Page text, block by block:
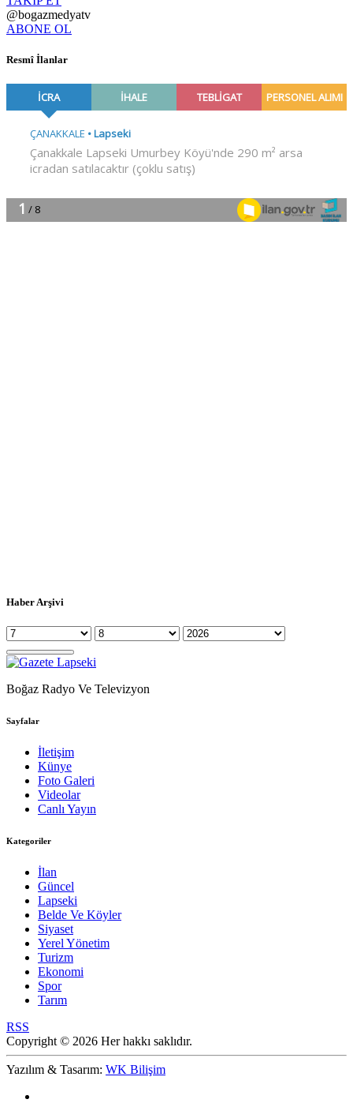
@bogazmedyatv
ABONE OL
Resmî İlanlar
Haber Arşivi
Boğaz Radyo Ve Televizyon
Sayfalar
İletişim
Künye
Foto Galeri
Videolar
Canlı Yayın
Kategoriler
İlan
Güncel
Lapseki
Belde Ve Köyler
Siyaset
Yerel Yönetim
Turizm
Ekonomi
Spor
Tarım
RSS
Copyright © 2026 Her hakkı saklıdır.
Yazılım & Tasarım: WK Bilişim